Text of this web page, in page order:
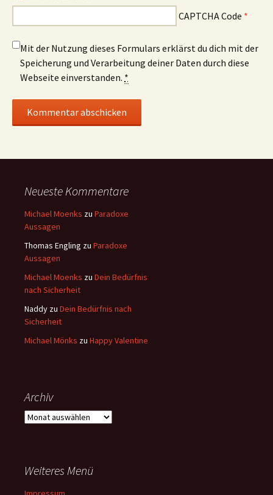
CAPTCHA Code *
Mit der Nutzung dieses Formulars erklärst du dich mit der
Speicherung und Verarbeitung deiner Daten durch diese
Webseite einverstanden. *
Neueste Kommentare
Michael Moenks zu Paradoxe
Aussagen
Thomas Engling zu Paradoxe
Aussagen
Michael Moenks zu Dein Bedürfnis
nach Sicherheit
Naddy zu Dein Bedürfnis nach
Sicherheit
Michael Mönks zu Happy Valentine
Archiv
Archiv
Weiteres Menü